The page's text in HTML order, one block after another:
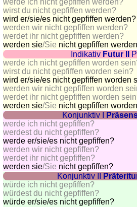
Quiz
of
rivers
and
Quiz
of
flags,
arms,
and
coins
Quiz
of
towns
and
countries
More
werde ich nicht gepfiffen werden?
wirst du nicht gepfiffen werden?
wird er/sie/es nicht gepfiffen werden?
werden wir nicht gepfiffen werden?
werdet ihr nicht gepfiffen werden?
werden sie/Sie nicht gepfiffen
Indikativ Futur II
werde ich nicht gepfiffen worden
wirst du nicht gepfiffen worden sein?
wird er/sie/es nicht gepfiffen worden
werden wir nicht gepfiffen worden
werdet ihr nicht gepfiffen worden
werden sie/Sie nicht gepfiffen
Konjunktiv I
werde ich nicht gepfiffen?
werdest du nicht gepfiffen?
werde er/sie/es nicht gepfiffen?
werden wir nicht gepfiffen?
werdet ihr nicht gepfiffen?
werden sie/Sie nicht gepfiffen?
Konjunktiv II
würde ich nicht gepfiffen?
würdest du nicht gepfiffen?
würde er/sie/es nicht gepfiffen?